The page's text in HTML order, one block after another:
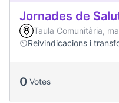
Jornades de
Taula Comunitària,
Reivindicacions i
0 Votes